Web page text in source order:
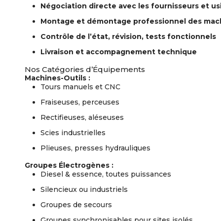
Négociation directe avec les fournisseurs et
Montage et démontage professionnel des
Contrôle de l’état, révision, tests fonctionnels
Livraison et accompagnement technique
Nos Catégories d’Équipements
Machines-Outils :
Tours manuels et CNC
Fraiseuses, perceuses
Rectifieuses, aléseuses
Scies industrielles
Plieuses, presses hydrauliques
Groupes Électrogènes :
Diesel & essence, toutes puissances
Silencieux ou industriels
Groupes de secours